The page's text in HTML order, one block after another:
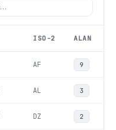
ISO-2 ALAN
AF 9
AL 3
DZ 2